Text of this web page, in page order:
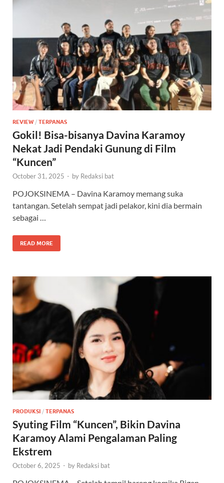
REVIEW / TERPANAS
Gokil! Bisa-bisanya Davina Karamoy
Nekat Jadi Pendaki Gunung di Film
“Kuncen”
October 31, 2025 - by Redaksi bat
POJOKSINEMA – Davina Karamoy memang suka
tantangan. Setelah sempat jadi pelakor, kini dia bermain
sebagai …
READ MORE
PRODUKSI / TERPANAS
Syuting Film “Kuncen”, Bikin Davina
Karamoy Alami Pengalaman Paling
Ekstrem
October 6, 2025 - by Redaksi bat